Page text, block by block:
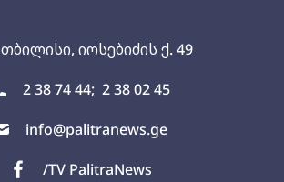
თბილისი, იოსებიძის ქ. 49
2 38 74 44; 2 38 02 45
info@palitranews.ge
/TV PalitraNews